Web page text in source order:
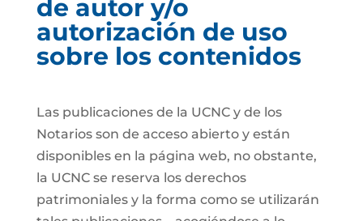
de autor y/o
autorización de uso
sobre los contenidos
Las publicaciones de la UCNC y de los
Notarios son de acceso abierto y están
disponibles en la página web, no obstante,
la UCNC se reserva los derechos
patrimoniales y la forma como se utilizarán